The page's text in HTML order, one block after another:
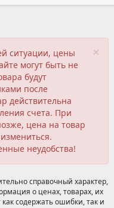
×
ситуации, цены
могут быть не
будут
после
действительна
счета. При
цена на товар
неудобства!
справочный характер,
о ценах, товарах, их
содержать ошибки, так и